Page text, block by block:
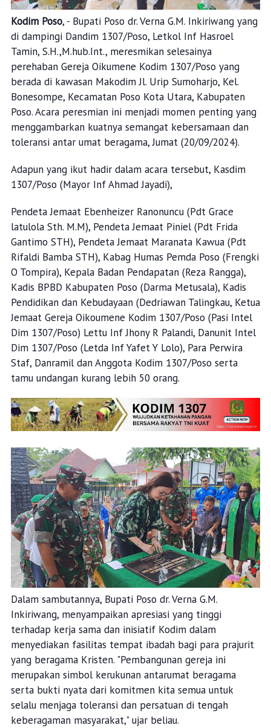
Kodim Poso, - Bupati Poso dr. Verna G.M. Inkiriwang yang
di dampingi Dandim 1307/Poso, Letkol Inf Hasroel
Tamin, S.H.,M.hub.Int., meresmikan selesainya
perehaban Gereja Oikumene Kodim 1307/Poso yang
berada di kawasan Makodim Jl. Urip Sumoharjo, Kel.
Bonesompe, Kecamatan Poso Kota Utara, Kabupaten
Poso. Acara peresmian ini menjadi momen penting yang
menggambarkan kuatnya semangat kebersamaan dan
toleransi antar umat beragama, Jumat (20/09/2024).
Adapun yang ikut hadir dalam acara tersebut, Kasdim
1307/Poso (Mayor Inf Ahmad Jayadi),
Pendeta Jemaat Ebenheizer Ranonuncu (Pdt Grace
latulola Sth. M.M), Pendeta Jemaat Piniel (Pdt Frida
Gantimo STH), Pendeta Jemaat Maranata Kawua (Pdt
Rifaldi Bamba STH), Kabag Humas Pemda Poso (Frengki
O Tompira), Kepala Badan Pendapatan (Reza Rangga),
Kadis BPBD Kabupaten Poso (Darma Metusala), Kadis
Pendidikan dan Kebudayaan (Dedriawan Talingkau, Ketua
Jemaat Gereja Oikoumene Kodim 1307/Poso (Pasi Intel
Dim 1307/Poso) Lettu Inf Jhony R Palandi, Danunit Intel
Dim 1307/Poso (Letda Inf Yafet Y Lolo), Para Perwira
Staf, Danramil dan Anggota Kodim 1307/Poso serta
tamu undangan kurang lebih 50 orang.
Dalam sambutannya, Bupati Poso dr. Verna G.M.
Inkiriwang, menyampaikan apresiasi yang tinggi
terhadap kerja sama dan inisiatif Kodim dalam
menyediakan fasilitas tempat ibadah bagi para prajurit
yang beragama Kristen. "Pembangunan gereja ini
merupakan simbol kerukunan antarumat beragama
serta bukti nyata dari komitmen kita semua untuk
selalu menjaga toleransi dan persatuan di tengah
keberagaman masyarakat," ujar beliau.